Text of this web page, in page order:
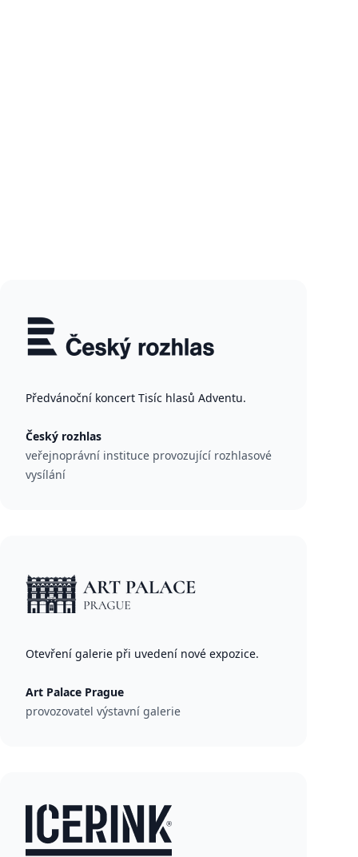
Předvánoční koncert Tisíc hlasů Adventu.
Český rozhlas
veřejnoprávní instituce provozující rozhlasové
vysílání
Otevření galerie při uvedení nové expozice.
Art Palace Prague
provozovatel výstavní galerie